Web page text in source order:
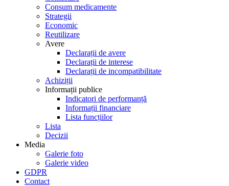
Consum medicamente
Strategii
Economic
Reutilizare
Avere
Declarații de avere
Declarații de interese
Declarații de incompatibilitate
Achiziții
Informații publice
Indicatori de performanță
Informații financiare
Lista funcțiilor
Lista
Decizii
Media
Galerie foto
Galerie video
GDPR
Contact